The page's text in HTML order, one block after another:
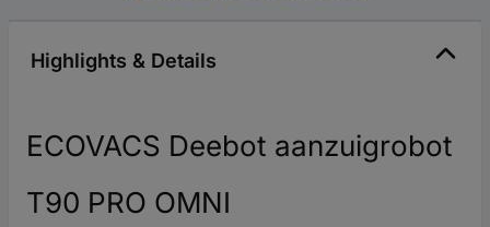
Highlights & Details
ECOVACS Deebot aanzuigrobot
T90 PRO OMNI